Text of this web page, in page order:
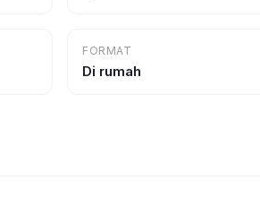
FORMAT
Di rumah